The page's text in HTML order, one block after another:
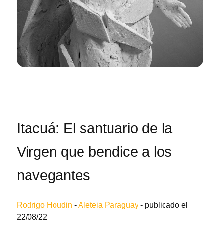
Itacuá: El santuario de la
Virgen que bendice a los
navegantes
Rodrigo Houdin -Aleteia Paraguay - publicado el
22/08/22